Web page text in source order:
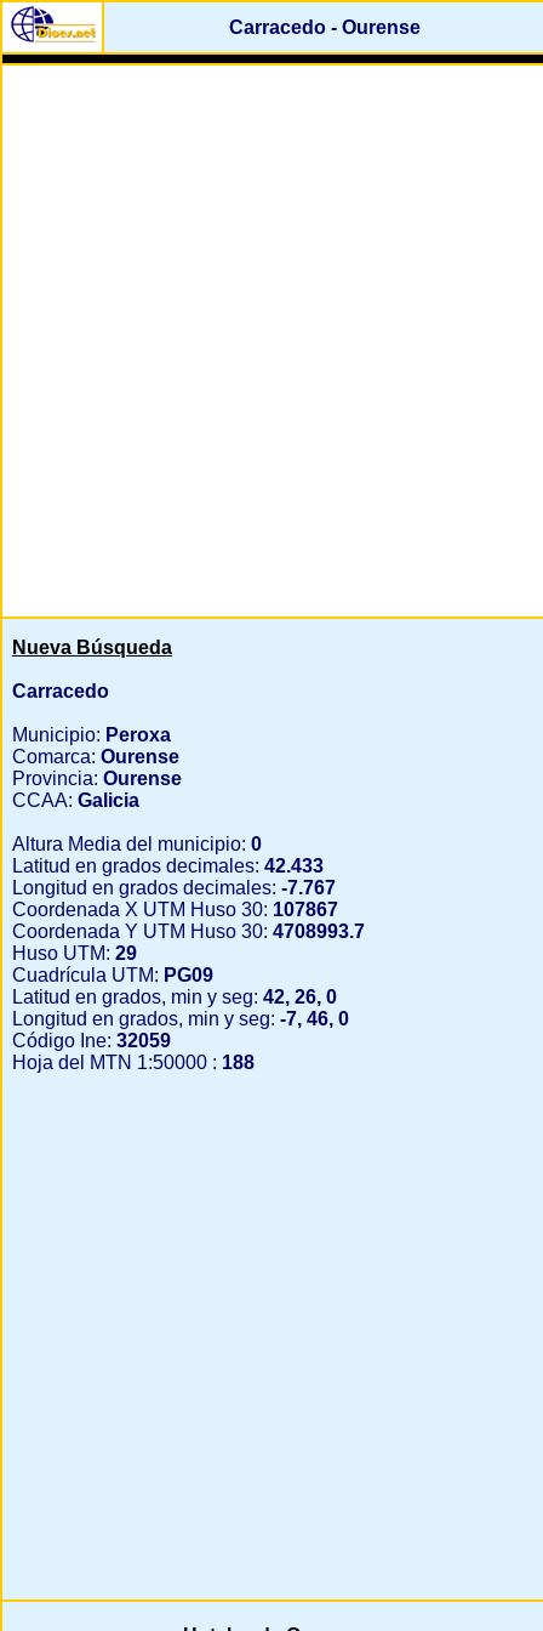
Carracedo - Ourense
Nueva Búsqueda
Carracedo
Municipio: Peroxa
Comarca: Ourense
Provincia: Ourense
CCAA: Galicia
Altura Media del municipio: 0
Latitud en grados decimales: 42.433
Longitud en grados decimales: -7.767
Coordenada X UTM Huso 30: 107867
Coordenada Y UTM Huso 30: 4708993.7
Huso UTM: 29
Cuadrícula UTM: PG09
Latitud en grados, min y seg: 42, 26, 0
Longitud en grados, min y seg: -7, 46, 0
Código Ine: 32059
Hoja del MTN 1:50000 : 188